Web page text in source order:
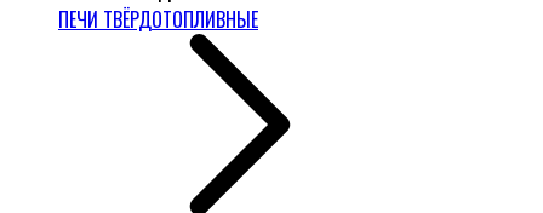
ПЕЧИ ТВЁРДОТОПЛИВНЫЕ